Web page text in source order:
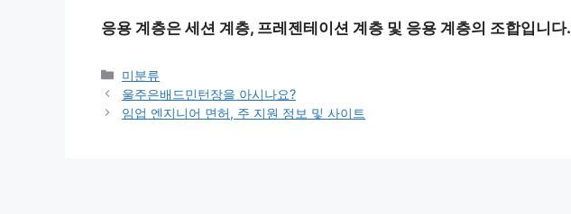
응용 계층은 세션 계층, 프레젠테이션 계층 및 응용 계층의 조합입니다.
Categories
미분류
울주은배드민턴장을 아시나요?
임업 엔지니어 면허, 주 지원 정보 및 사이트